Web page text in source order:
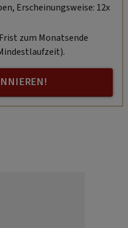
Erscheinungsweise: 12x
zum Monatsende